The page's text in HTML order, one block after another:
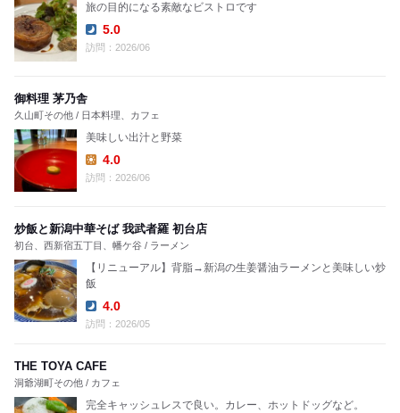
旅の目的になる素敵なビストロです
Dinner:
5.0
訪問：2026/06
御料理 茅乃舎
久山町その他 / 日本料理、カフェ
美味しい出汁と野菜
Lunch:
4.0
訪問：2026/06
炒飯と新潟中華そば 我武者羅 初台店
初台、西新宿五丁目、幡ケ谷 / ラーメン
【リニューアル】背脂→新潟の生姜醤油ラーメンと美味しい炒
飯
Dinner:
4.0
訪問：2026/05
THE TOYA CAFE
洞爺湖町その他 / カフェ
完全キャッシュレスで良い。カレー、ホットドッグなど。